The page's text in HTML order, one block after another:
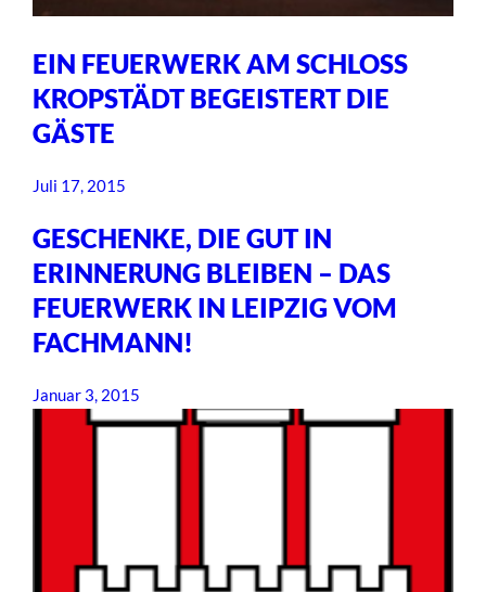
EIN FEUERWERK AM SCHLOSS
KROPSTÄDT BEGEISTERT DIE
GÄSTE
Juli 17, 2015
GESCHENKE, DIE GUT IN
ERINNERUNG BLEIBEN – DAS
FEUERWERK IN LEIPZIG VOM
FACHMANN!
Januar 3, 2015